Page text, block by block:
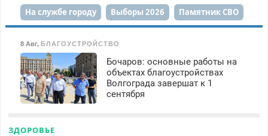
КОНКУРСЫ
На службе городу Выборы 2026 Памятник СВО
Сталинград в сердце
Набережная День Победы Реконструкция ЦПКиО
80-летие Победы Парк Героев-летчиков
8 Авг, БЛАГОУСТРОЙСТВО
Бочаров: основные работы на
объектах благоустройствах
Волгограда завершат к 1
сентября
ЗДОРОВЬЕ